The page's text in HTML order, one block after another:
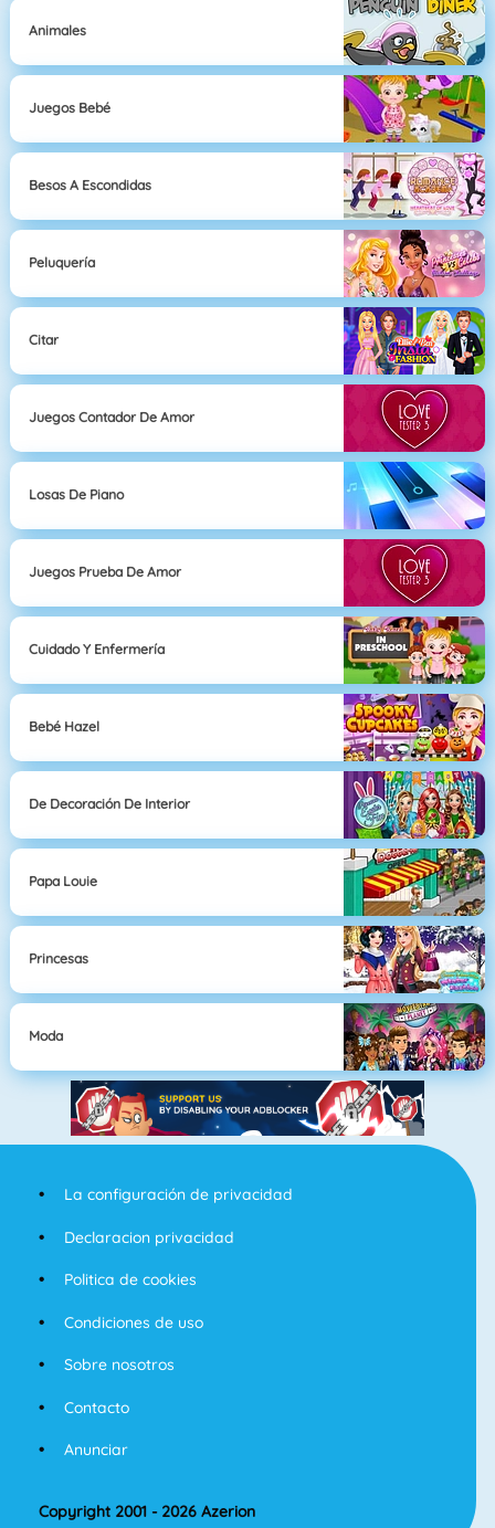
Animales
Juegos Bebé
Besos A Escondidas
Peluquería
Citar
Juegos Contador De Amor
Losas De Piano
Juegos Prueba De Amor
Cuidado Y Enfermería
Bebé Hazel
De Decoración De Interior
Papa Louie
Princesas
Moda
La configuración de privacidad
Declaracion privacidad
Politica de cookies
Condiciones de uso
Sobre nosotros
Contacto
Anunciar
Copyright 2001 - 2026 Azerion